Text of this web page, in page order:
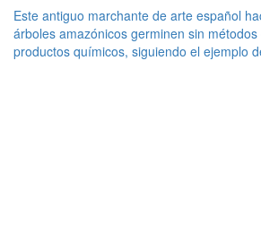
Este antiguo marchante de arte español
árboles amazónicos germinen sin
productos químicos, siguiendo el ejemplo